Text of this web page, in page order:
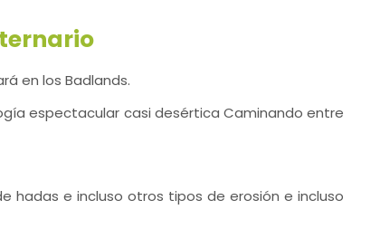
en los Badlands.
espectacular casi desértica Caminando entre
hadas e incluso otros tipos de erosión e incluso